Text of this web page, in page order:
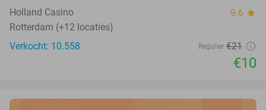
Holland Casino 9.6 star
Rotterdam (+12 locaties)
Verkocht: 10.558
Regulier €21
€10